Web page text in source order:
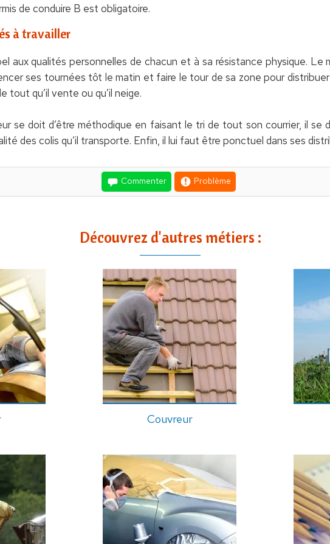
de conduire B est obligatoire.
à travailler
aux qualités personnelles de chacun et à sa résistance physique.
ses tournées tôt le matin et faire le tour de sa zone pour
tout qu’il vente ou qu’il neige.
se doit d’être méthodique en faisant le tri de tout son courrier, il se
des colis qu’il transporte. Enfin, il lui faut être ponctuel dans ses
Commenter Problème
Découvrez d'autres métiers :
Couvreur